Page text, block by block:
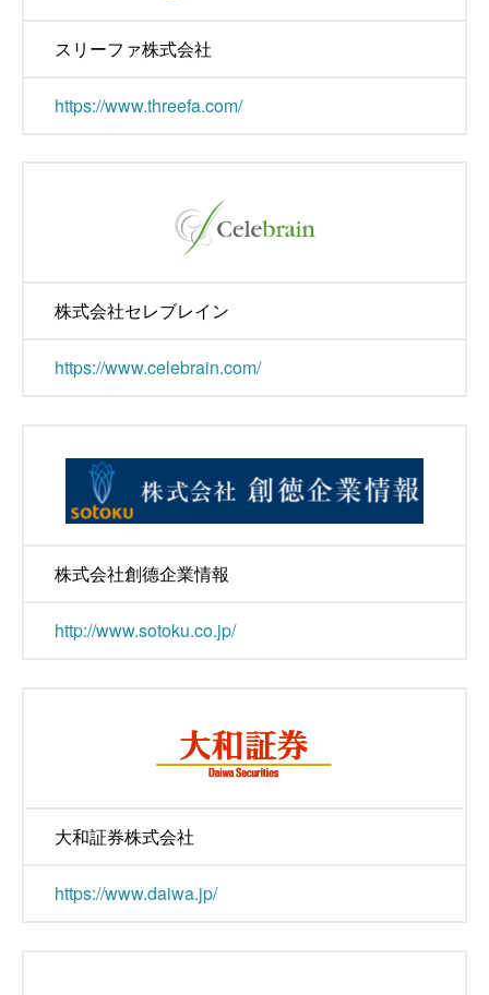
スリーファ株式会社
https://www.threefa.com/
株式会社セレブレイン
https://www.celebrain.com/
株式会社創德企業情報
http://www.sotoku.co.jp/
大和証券株式会社
https://www.daiwa.jp/